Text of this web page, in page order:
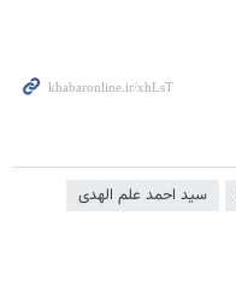
سید احمد علم الهدی